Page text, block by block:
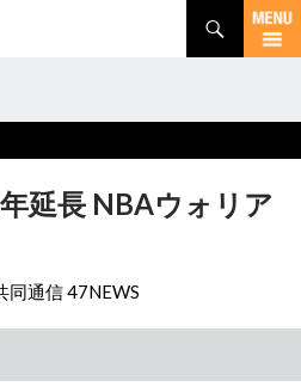
延長 NBAウォリア
同通信 47NEWS